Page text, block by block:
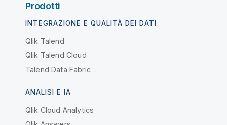
Prodotti
INTEGRAZIONE E QUALITÀ DEI DATI
Qlik Talend
Qlik Talend Cloud
Talend Data Fabric
ANALISI E IA
Qlik Cloud Analytics